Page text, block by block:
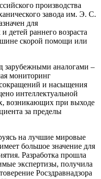
производства
завода им. Э. С.
для
детей раннего возраста
скорой помощи или
зарубежными аналогами –
мониторинг
и насыщения
интеллектуальной
возникающих при выходе
за пределы
на лучшие мировые
большое значение для
Разработка прошла
экспертизы, получила
Росздравнадзора